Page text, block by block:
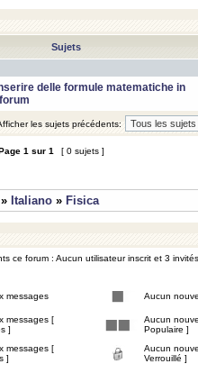
Sujets
delle formule matematiche in
les sujets précédents:
1 sur 1 [ 0 sujets ]
» Italiano » Fisica
ce forum : Aucun utilisateur inscrit et 3 invités
messages Aucun
messages [
]
Aucun
Populaire ]
messages [
]
Aucun
Verrouillé ]